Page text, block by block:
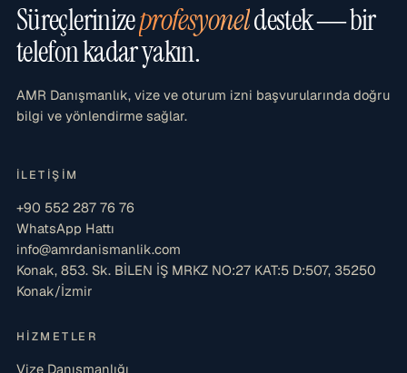
Süreçlerinizeprofesyoneldestek — bir
telefon kadar yakın.
AMR Danışmanlık, vize ve oturum izni başvurularında doğru
bilgi ve yönlendirme sağlar.
İLETIŞIM
+90 552 287 76 76
WhatsApp Hattı
info@amrdanismanlik.com
Konak, 853. Sk. BİLEN İŞ MRKZ NO:27 KAT:5 D:507, 35250
Konak/İzmir
HIZMETLER
Vize Danışmanlığı